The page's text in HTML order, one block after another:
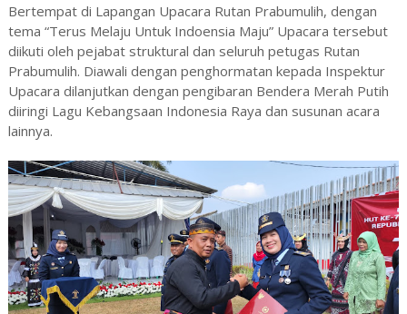
Bertempat di Lapangan Upacara Rutan Prabumulih, dengan
tema “Terus Melaju Untuk Indoensia Maju” Upacara tersebut
diikuti oleh pejabat struktural dan seluruh petugas Rutan
Prabumulih. Diawali dengan penghormatan kepada Inspektur
Upacara dilanjutkan dengan pengibaran Bendera Merah Putih
diiringi Lagu Kebangsaan Indonesia Raya dan susunan acara
lainnya.